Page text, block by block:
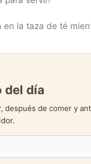
la taza de té
del día
después de comer y